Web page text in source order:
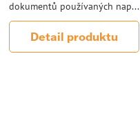
dokumentů používaných nap...
Detail produktu